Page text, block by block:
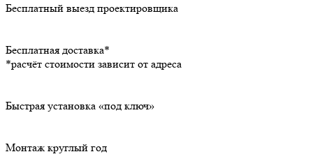
Бесплатный выезд проектировщика
Бесплатная доставка*
*расчёт стоимости зависит от адреса
Быстрая установка «под ключ»
Монтаж круглый год